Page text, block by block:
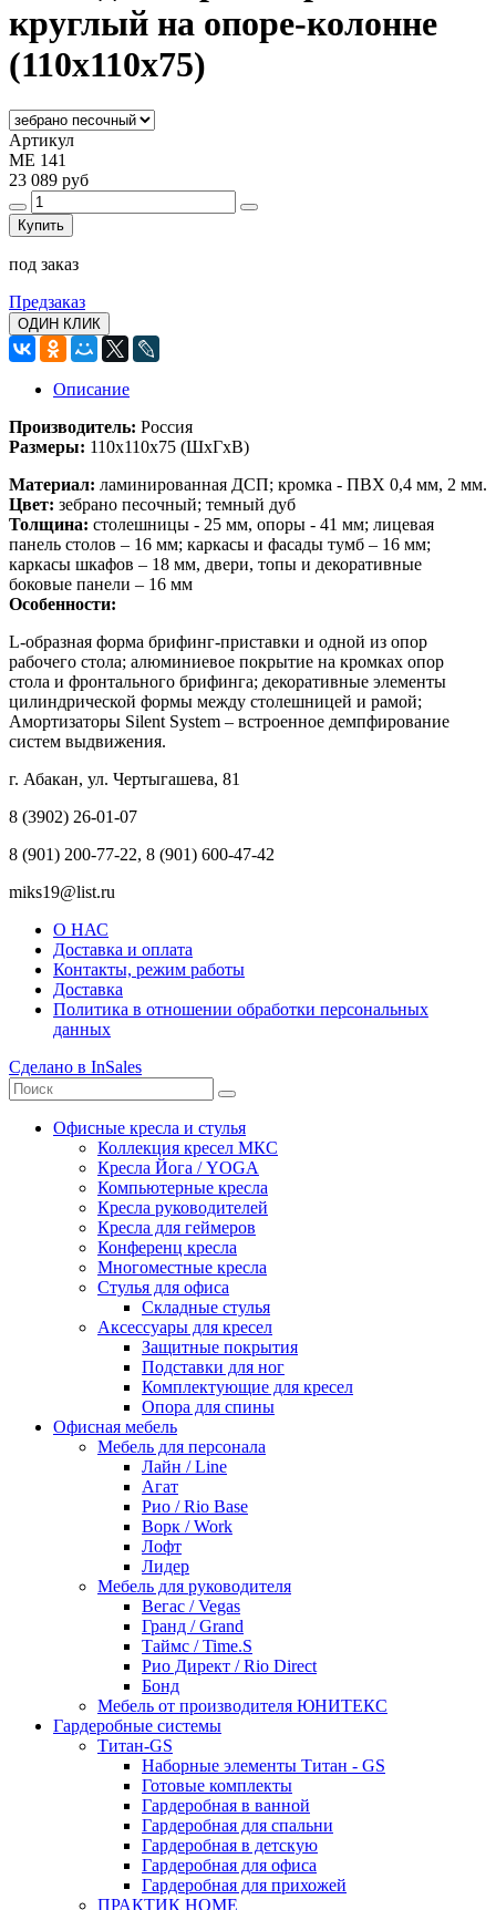
круглый на опоре-колонне
(110x110x75)
Артикул
МЕ 141
23 089 руб
Купить
под заказ
Предзаказ
ОДИН КЛИК
Описание
Производитель: Россия
Размеры: 110x110x75 (ШхГхВ)
Материал: ламинированная ДСП; кромка - ПВХ 0,4 мм, 2 мм.
Цвет: зебрано песочный; темный дуб
Толщина: столешницы - 25 мм, опоры - 41 мм; лицевая
панель столов – 16 мм; каркасы и фасады тумб – 16 мм;
каркасы шкафов – 18 мм, двери, топы и декоративные
боковые панели – 16 мм
Особенности:
L-образная форма брифинг-приставки и одной из опор
рабочего стола; алюминиевое покрытие на кромках опор
стола и фронтального брифинга; декоративные элементы
цилиндрической формы между столешницей и рамой;
Амортизаторы Silent System – встроенное демпфирование
систем выдвижения.
г. Абакан, ул. Чертыгашева, 81
8 (3902) 26-01-07
8 (901) 200-77-22, 8 (901) 600-47-42
miks19@list.ru
О НАС
Доставка и оплата
Контакты, режим работы
Доставка
Политика в отношении обработки персональных
данных
Сделано в InSales
Офисные кресла и стулья
Коллекция кресел МКС
Кресла Йога / YOGA
Компьютерные кресла
Кресла руководителей
Кресла для геймеров
Конференц кресла
Многоместные кресла
Стулья для офиса
Складные стулья
Аксессуары для кресел
Защитные покрытия
Подставки для ног
Комплектующие для кресел
Опора для спины
Офисная мебель
Мебель для персонала
Лайн / Line
Агат
Рио / Rio Base
Ворк / Work
Лофт
Лидер
Мебель для руководителя
Вегас / Vegas
Гранд / Grand
Таймс / Time.S
Рио Директ / Rio Direct
Бонд
Мебель от производителя ЮНИТЕКС
Гардеробные системы
Титан-GS
Наборные элементы Титан - GS
Готовые комплекты
Гардеробная в ванной
Гардеробная для спальни
Гардеробная в детскую
Гардеробная для офиса
Гардеробная для прихожей
ПРАКТИК HOME